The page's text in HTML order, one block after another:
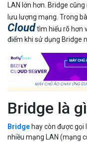
LAN lớn hơn. Bridge
lưu lượng mạng. Trong
Cloudtìm hiểu rõ hơn
điểm khi sử dụng Bridge
Bridge là
Bridge hay còn được gọi
nhiều mạng LAN (mạng